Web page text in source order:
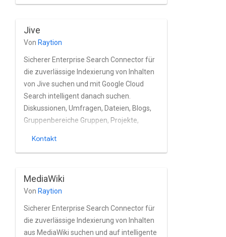
Gruppenverwaltung von Documentum
eRoom.
Jive
Von Raytion
Sicherer Enterprise Search Connector für
die zuverlässige Indexierung von Inhalten
von Jive suchen und mit Google Cloud
Search intelligent danach suchen.
Diskussionen, Umfragen, Dateien, Blogs,
Gruppenbereiche Gruppen, Projekte,
Jive integrierten Nutzer vollständig. und
Gruppenverwaltung und unterstützt die
native Authentifizierung von Jive OAuth-
und Basic-Authentifizierung.
Kontakt
MediaWiki
Von Raytion
Sicherer Enterprise Search Connector für
die zuverlässige Indexierung von Inhalten
aus MediaWiki suchen und auf intelligente